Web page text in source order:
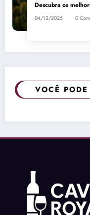
Descubra os
04/12/2025 0
VOCÊ